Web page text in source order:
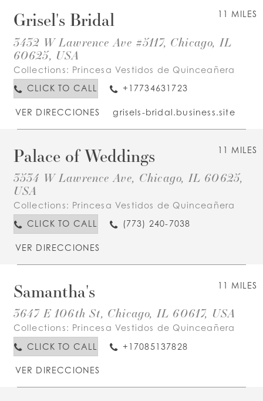
11 MILES
Grisel's Bridal
3432 W Lawrence Ave #5117, Chicago, IL
60625, USA
Collections: Princesa Vestidos de Quinceañera
CLICK TO CALL
+17734631723
VER DIRECCIONES grisels-bridal.business.site
11 MILES
Palace of Weddings
3534 W Lawrence Ave, Chicago, IL 60625,
USA
Collections: Princesa Vestidos de Quinceañera
CLICK TO CALL
(773) 240-7038
VER DIRECCIONES
11 MILES
Samantha's
3647 E 106th St, Chicago, IL 60617, USA
Collections: Princesa Vestidos de Quinceañera
CLICK TO CALL
+17085137828
VER DIRECCIONES